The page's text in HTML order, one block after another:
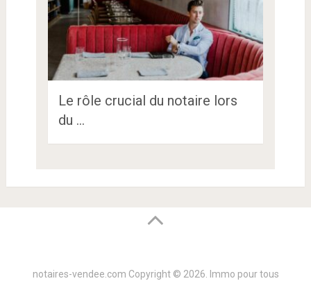
Le rôle crucial du notaire lors
du …
notaires-vendee.com Copyright © 2026. Immo pour tous